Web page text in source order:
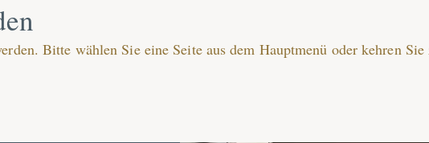
Bitte wählen Sie eine Seite aus dem Hauptmenü oder kehren